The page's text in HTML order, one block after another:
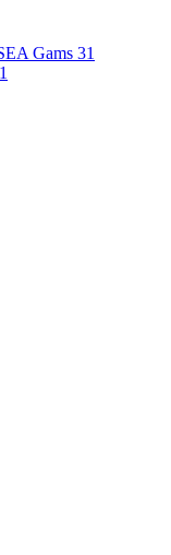
Gams 31